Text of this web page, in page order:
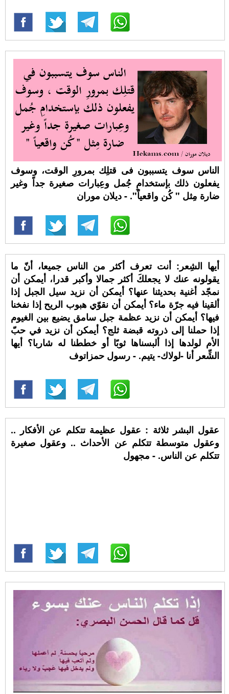
الناس سوف يتسببون فى قتلِك بمرورِ الوقت، وسوف
يفعلون ذلك بإستخدامِ جُمل وعِبارات صغيرة جداً وغير
ضارة مِثل " كُن واقعياً". - ديلان موران
أيها الشِعر: أنت تعرف أكثر من الناس جميعا، أنّ ما
يقولونه عنك لا يجعلكَ أكثر جمالا وأكبر قدرا، أيمكن أن
نمجّد أغنية بحديثنا عنها؟ أيمكن أن نزيد سيل الجبل إذا
ألقينا فيه جرّة ماء؟ أيمكن أن نقوّي هبوب الريح إذا نفخنا
فيها؟ أيمكن أن نزيد عظمة جبل سامق يضيع بين الغيوم
إذا حملنا إلى ذروته قبضة ثلج؟ أيمكن أن نزيد في حبّ
الأم لولدها إذا ألبسناها ثوبًا أو خططنا له شاربا؟ أيها
الشِّعر أنا -لولاك- يتيم. - رسول حمزاتوف
عقول البشر ثلاثة : عقول عظيمة تتكلم عن الأفكار ..
وعقول متوسطة تتكلم عن الأحداث .. وعقول صغيرة
تتكلم عن الناس. - مجهول